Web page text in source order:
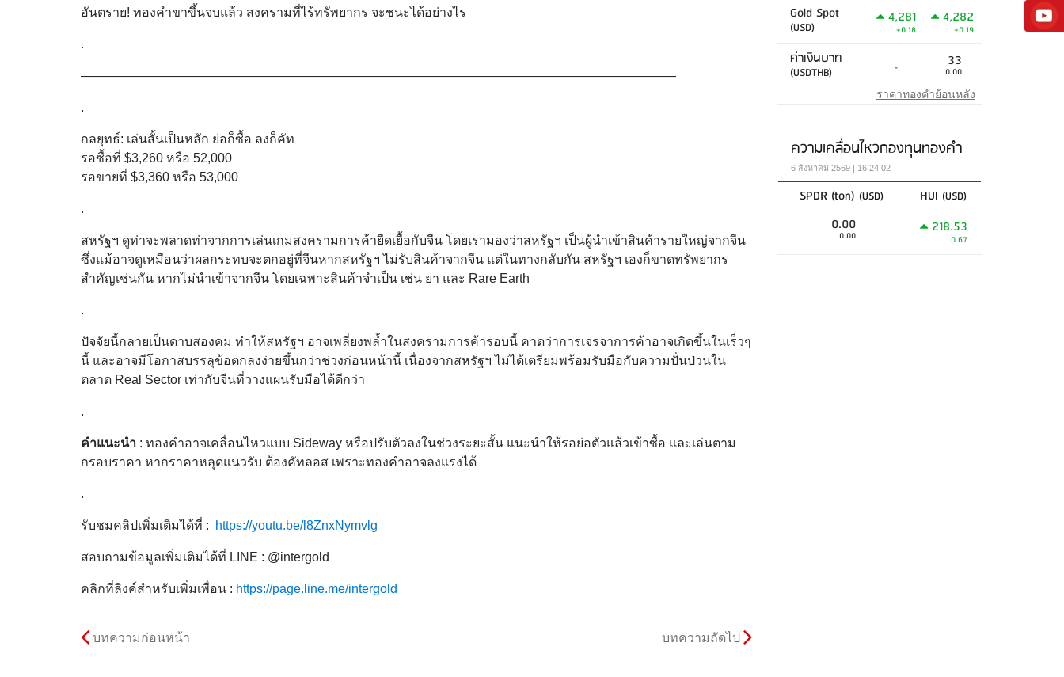
อันตราย! ทองคำขาขึ้นจบแล้ว สงครามที่ไร้ทรัพยากร จะชนะได้อย่างไร
.
———————————————————————————————————————————————
.
กลยุทธ์: เล่นสั้นเป็นหลัก ย่อก็ซื้อ ลงก็คัท
รอซื้อที่ $3,260 หรือ 52,000
รอขายที่ $3,360 หรือ 53,000
.
สหรัฐฯ ดูท่าจะพลาดท่าจากการเล่นเกมสงครามการค้ายืดเยื้อกับจีน โดยเรามองว่าสหรัฐฯ เป็นผู้นำเข้าสินค้ารายใหญ่จากจีน
ซึ่งแม้อาจดูเหมือนว่าผลกระทบจะตกอยู่ที่จีนหากสหรัฐฯ ไม่รับสินค้าจากจีน แต่ในทางกลับกัน สหรัฐฯ เองก็ขาดทรัพยากร
สำคัญเช่นกัน หากไม่นำเข้าจากจีน โดยเฉพาะสินค้าจำเป็น เช่น ยา และ Rare Earth
.
ปัจจัยนี้กลายเป็นดาบสองคม ทำให้สหรัฐฯ อาจเพลี่ยงพล้ำในสงครามการค้ารอบนี้ คาดว่าการเจรจาการค้าอาจเกิดขึ้นในเร็วๆ
นี้ และอาจมีโอกาสบรรลุข้อตกลงง่ายขึ้นกว่าช่วงก่อนหน้านี้ เนื่องจากสหรัฐฯ ไม่ได้เตรียมพร้อมรับมือกับความปั่นป่วนใน
ตลาด Real Sector เท่ากับจีนที่วางแผนรับมือได้ดีกว่า
.
คำแนะนำ : ทองคำอาจเคลื่อนไหวแบบ Sideway หรือปรับตัวลงในช่วงระยะสั้น แนะนำให้รอย่อตัวแล้วเข้าซื้อ และเล่นตาม
กรอบราคา หากราคาหลุดแนวรับ ต้องคัทลอส เพราะทองคำอาจลงแรงได้
.
รับชมคลิปเพิ่มเติมได้ที่ : https://youtu.be/l8ZnxNymvlg
สอบถามข้อมูลเพิ่มเติมได้ที่ LINE : @intergold
คลิกที่ลิงค์สำหรับเพิ่มเพื่อน : https://page.line.me/intergold
บทความก่อนหน้า บทความถัดไป
Gold Spot
(USD)
4,281
+0.18
4,282
+0.19
ค่าเงินบาท
(USDTHB) - 33
0.00
ราคาทองคำย้อนหลัง
ความเคลื่อนไหวกองทุนทองคำ
6 สิงหาคม 2569 | 16:24:02
SPDR (ton) (USD) HUI (USD)
0.00
0.00 218.53
0.67